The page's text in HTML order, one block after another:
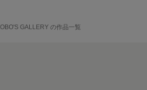
GALLERY の作品一覧